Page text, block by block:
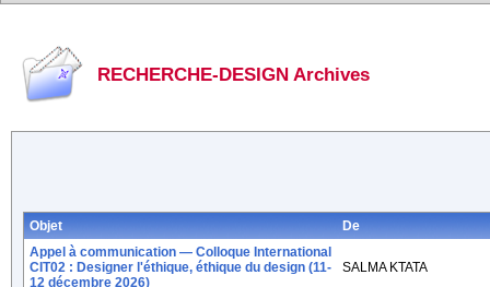
RECHERCHE-DESIGN Archives
Objet
De
Appel à communication — Colloque International
CIT02 : Designer l'éthique, éthique du design (11-
12 décembre 2026)
SALMA KTATA